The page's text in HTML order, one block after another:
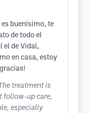
es buenísimo, te
de todo el
el de Vidal,
en casa, estoy
treatment is
follow-up care,
especially